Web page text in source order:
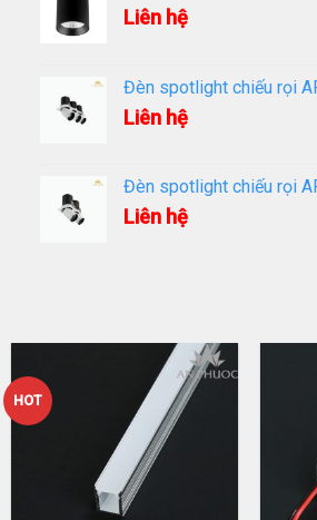
Liên hệ
Đèn spotlight chiếu rọi
Liên hệ
Đèn spotlight chiếu rọi
Liên hệ
HOT